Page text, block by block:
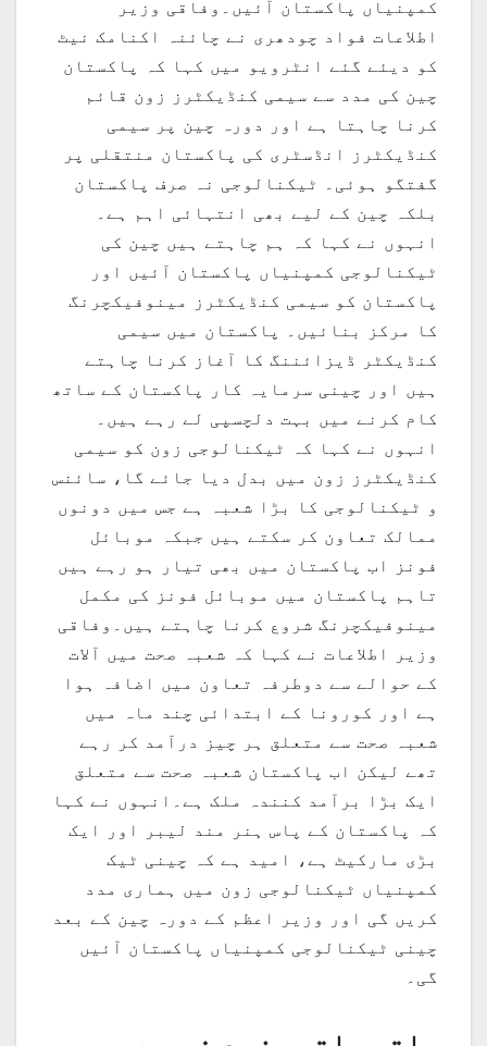
کمپنیاں پاکستان آئیں۔وفاقی وزیر
اطلاعات فواد چودھری نے چائنہ اکنامک نیٹ
کو دیئے گئے انٹرویو میں کہا کہ پاکستان
چین کی مدد سے سیمی کنڈیکٹرز زون قائم
کرنا چاہتا ہے اور دورہ چین پر سیمی
کنڈیکٹرز انڈسٹری کی پاکستان منتقلی پر
گفتگو ہوئی۔ ٹیکنالوجی نہ صرف پاکستان
بلکہ چین کے لیے بھی انتہائی اہم ہے۔
انہوں نے کہا کہ ہم چاہتے ہیں چین کی
ٹیکنالوجی کمپنیاں پاکستان آئیں اور
پاکستان کو سیمی کنڈیکٹرز مینوفیکچرنگ
کا مرکز بنائیں۔ پاکستان میں سیمی
کنڈیکٹر ڈیزائننگ کا آغاز کرنا چاہتے
ہیں اور چینی سرمایہ کار پاکستان کے ساتھ
کام کرنے میں بہت دلچسپی لے رہے ہیں۔
انہوں نے کہا کہ ٹیکنالوجی زون کو سیمی
کنڈیکٹرز زون میں بدل دیا جائے گا، سائنس
و ٹیکنالوجی کا بڑا شعبہ ہے جس میں دونوں
ممالک تعاون کر سکتے ہیں جبکہ موبائل
فونز اب پاکستان میں بھی تیار ہو رہے ہیں
تاہم پاکستان میں موبائل فونز کی مکمل
مینوفیکچرنگ شروع کرنا چاہتے ہیں۔وفاقی
وزیر اطلاعات نے کہا کہ شعبہ صحت میں آلات
کے حوالے سے دوطرفہ تعاون میں اضافہ ہوا
ہے اور کورونا کے ابتدائی چند ماہ میں
شعبہ صحت سے متعلق ہر چیز درآمد کر رہے
تھے لیکن اب پاکستان شعبہ صحت سے متعلق
ایک بڑا برآمد کنندہ ملک ہے۔انہوں نے کہا
کہ پاکستان کے پاس ہنر مند لیبر اور ایک
بڑی مارکیٹ ہے، امید ہے کہ چینی ٹیک
کمپنیاں ٹیکنالوجی زون میں ہماری مدد
کریں گی اور وزیر اعظم کے دورہ چین کے بعد
چینی ٹیکنالوجی کمپنیاں پاکستان آئیں
گی۔